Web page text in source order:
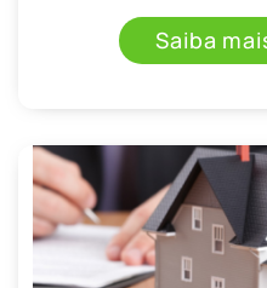
Saiba